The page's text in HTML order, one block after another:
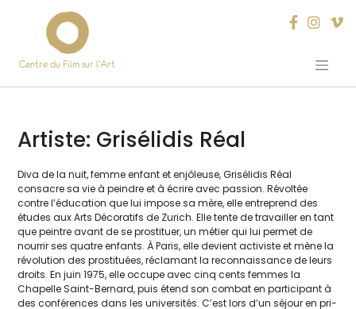
Centre du Film sur l’Art
Artiste: Grisélidis Réal
Diva de la nuit, femme enfant et enjô­leuse, Grisélidis Réal
consacre sa vie à peindre et à écrire avec pas­sion. Révoltée
contre l’éducation que lui impose sa mère, elle entre­prend des
études aux Arts Décoratifs de Zurich. Elle tente de tra­vailler en tant
que peintre avant de se pros­ti­tuer, un métier qui lui per­met de
nour­rir ses quatre enfants. À Paris, elle devient acti­viste et mène la
révo­lu­tion des pros­ti­tuées, récla­mant la recon­nais­sance de leurs
droits. En juin 1975, elle occupe avec cinq cents femmes la
Chapelle Saint-Bernard, puis étend son com­bat en par­ti­ci­pant à
des confé­rences dans les uni­ver­si­tés. C’est lors d’un séjour en pri­